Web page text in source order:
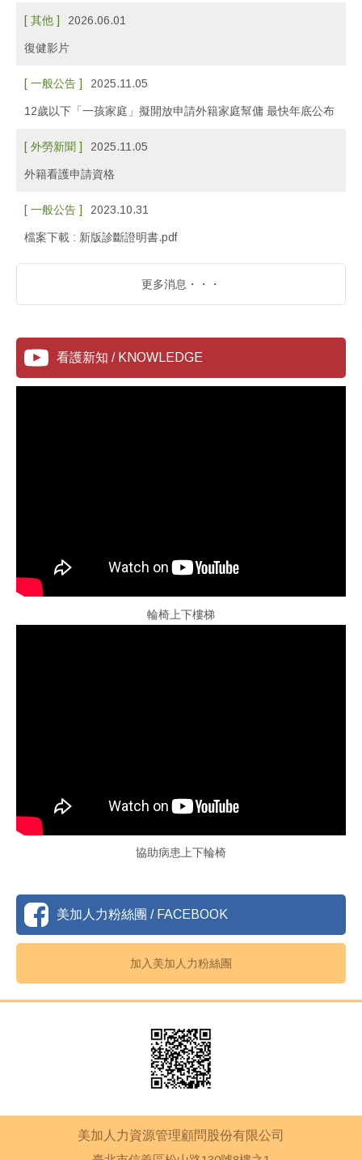
[ 其他 ] 2026.06.01
復健影片
[ 一般公告 ] 2025.11.05
12歲以下「一孩家庭」擬開放申請外籍家庭幫傭 最快年底公布
[ 外勞新聞 ] 2025.11.05
外籍看護申請資格
[ 一般公告 ] 2023.10.31
檔案下載 : 新版診斷證明書.pdf
更多消息・・・
看護新知 / KNOWLEDGE
輪椅上下樓梯
協助病患上下輪椅
美加人力粉絲團 / FACEBOOK
加入美加人力粉絲團
美加人力資源管理顧問股份有限公司